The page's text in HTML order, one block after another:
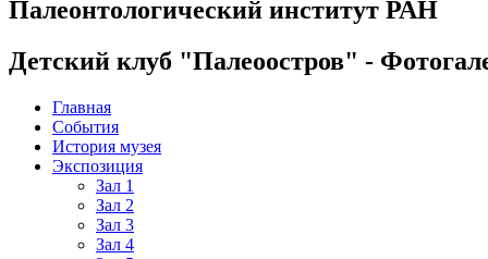
Палеонтологический институт РАН
Детский клуб "Палеоостров" -
Главная
События
История музея
Экспозиция
Зал 1
Зал 2
Зал 3
Зал 4